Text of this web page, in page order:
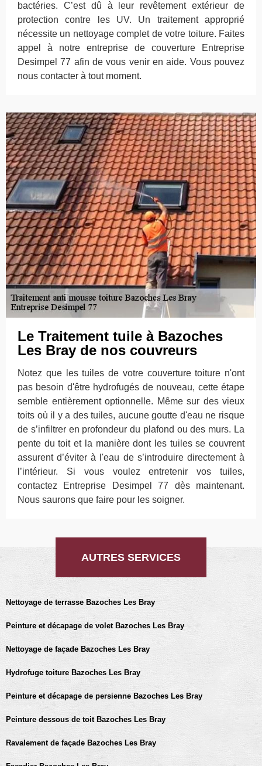
bactéries. C’est dû à leur revêtement extérieur de
protection contre les UV. Un traitement approprié
nécessite un nettoyage complet de votre toiture. Faites
appel à notre entreprise de couverture Entreprise
Desimpel 77 afin de vous venir en aide. Vous pouvez
nous contacter à tout moment.
Le Traitement tuile à Bazoches
Les Bray de nos couvreurs
Notez que les tuiles de votre couverture toiture n'ont
pas besoin d'être hydrofugés de nouveau, cette étape
semble entièrement optionnelle. Même sur des vieux
toits où il y a des tuiles, aucune goutte d'eau ne risque
de s’infiltrer en profondeur du plafond ou des murs. La
pente du toit et la manière dont les tuiles se couvrent
assurent d’éviter à l'eau de s’introduire directement à
l’intérieur. Si vous voulez entretenir vos tuiles,
contactez Entreprise Desimpel 77 dès maintenant.
Nous saurons que faire pour les soigner.
AUTRES SERVICES
Nettoyage de terrasse Bazoches Les Bray
Peinture et décapage de volet Bazoches Les Bray
Nettoyage de façade Bazoches Les Bray
Hydrofuge toiture Bazoches Les Bray
Peinture et décapage de persienne Bazoches Les Bray
Peinture dessous de toit Bazoches Les Bray
Ravalement de façade Bazoches Les Bray